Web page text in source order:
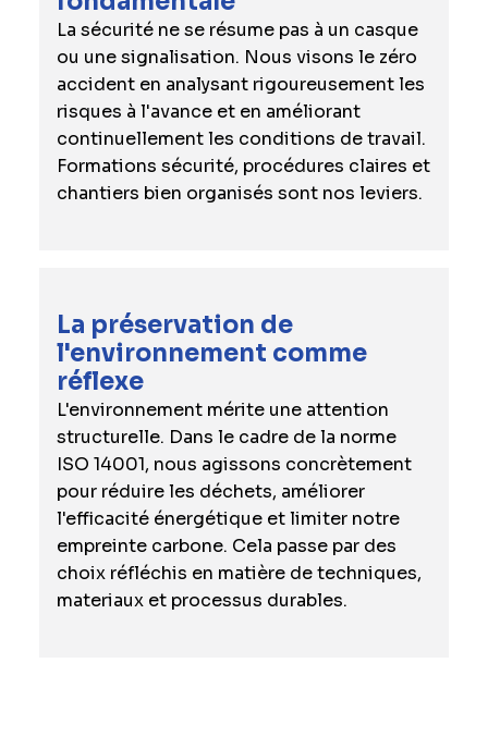
La sécurité ne se résume pas à un casque
ou une signalisation. Nous visons le zéro
accident en analysant rigoureusement les
risques à l'avance et en améliorant
continuellement les conditions de travail.
Formations sécurité, procédures claires et
chantiers bien organisés sont nos leviers.
La préservation de
l'environnement comme
réflexe
L'environnement mérite une attention
structurelle. Dans le cadre de la norme
ISO 14001, nous agissons concrètement
pour réduire les déchets, améliorer
l'efficacité énergétique et limiter notre
empreinte carbone. Cela passe par des
choix réfléchis en matière de techniques,
materiaux et processus durables.